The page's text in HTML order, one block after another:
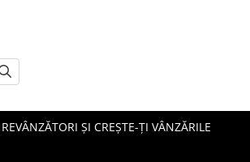
ȘI CREȘTE-ȚI VÂNZĂRILE